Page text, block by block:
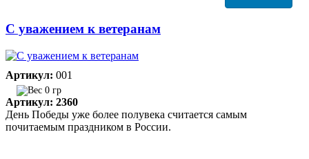
С уважением к ветеранам
Артикул: 001
0 гр
Артикул: 2360
День Победы уже более полувека считается самым
почитаемым праздником в России.